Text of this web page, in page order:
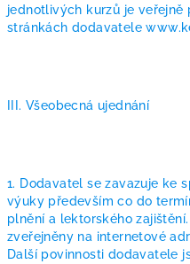
jednotlivých kurzů je
stránkách dodavatele
III. Všeobecná ujednání
1. Dodavatel se zavazuje ke
výuky především co do
plnění a lektorského
zveřejněny na internetové
Další povinnosti dodavatele